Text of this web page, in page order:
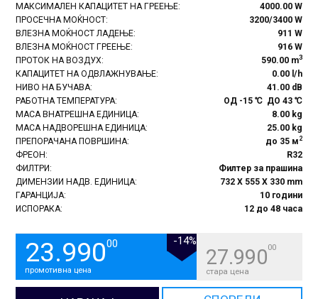
МАКСИМАЛЕН КАПАЦИТЕТ НА ГРЕЕЊЕ:
4000.00 W
ПРОСЕЧНА МОЌНОСТ:
3200/3400 W
ВЛЕЗНА МОЌНОСТ ЛАДЕЊЕ:
911 W
ВЛЕЗНА МОЌНОСТ ГРЕЕЊЕ:
916 W
ПРОТОК НА ВОЗДУХ:
590.00 m3
КАПАЦИТЕТ НА ОДВЛАЖНУВАЊЕ:
0.00 l/h
НИВО НА БУЧАВА:
41.00 dB
РАБОТНА ТЕМПЕРАТУРА:
ОД -15 ℃ ДО 43 ℃
МАСА ВНАТРЕШНА ЕДИНИЦА:
8.00 kg
МАСА НАДВОРЕШНА ЕДИНИЦА:
25.00 kg
ПРЕПОРАЧАНА ПОВРШИНА:
до 35 м2
ФРЕОН:
R32
ФИЛТРИ:
Филтер за прашина
ДИМЕНЗИИ НАДВ. ЕДИНИЦА:
732 X 555 X 330 mm
ГАРАНЦИЈА:
10 години
ИСПОРАКА:
12 до 48 часа
23.99000 -14%
промотивна цена
27.99000
стара цена